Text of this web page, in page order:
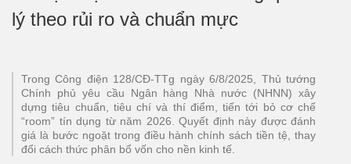
lý theo rủi ro và chuẩn mực
Trong Công điện 128/CĐ-TTg ngày 6/8/2025, Thủ tướng
Chính phủ yêu cầu Ngân hàng Nhà nước (NHNN) xây
dựng tiêu chuẩn, tiêu chí và thí điểm, tiến tới bỏ cơ chế
“room” tín dụng từ năm 2026. Quyết định này được đánh
giá là bước ngoặt trong điều hành chính sách tiền tệ, thay
đổi cách thức phân bổ vốn cho nền kinh tế.